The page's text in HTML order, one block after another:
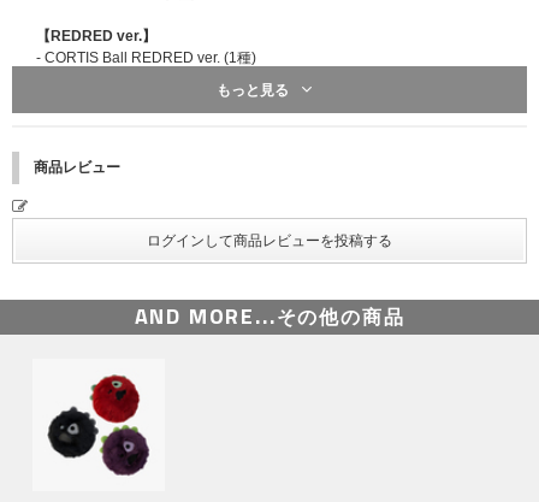
■応募方法、応募期間、注意事項、ご本人確認等の詳細は下記よりご確認く
ださい。※外部サイトに移ります。
表！
【REDRED ver.】
- CORTIS Ball REDRED ver. (1種)
- Scratch Card (全5種中ランダム1種)
- Mini CD-R sleeve (1種)
- CORTIS Ball ACAI ver.(1種)
- Package (1種)
- Sticker (2種)
- Epoxy Sticker (1種)
- Scratch Card (全5種中ランダム1種)
- Photocard (6枚1セット)
- Photocard Sleeve (1種)
もっと見る
商品レビュー
AND MORE...その他の商品